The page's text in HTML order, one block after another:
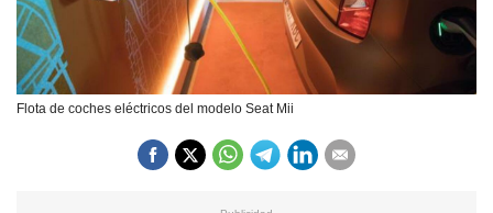
Flota de coches eléctricos del modelo Seat Mii